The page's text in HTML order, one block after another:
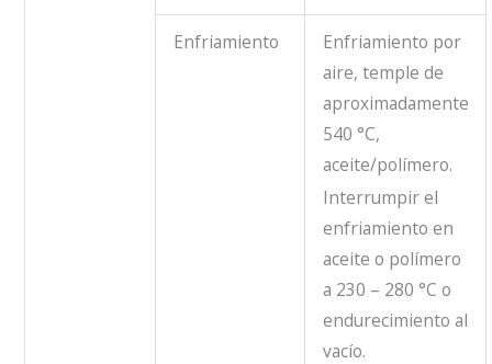
Enfriamiento
Enfriamiento por
aire, temple de
aproximadamente
540 °C,
aceite/polímero.
Interrumpir el
enfriamiento en
aceite o polímero
a 230 – 280 °C o
endurecimiento al
vacío.